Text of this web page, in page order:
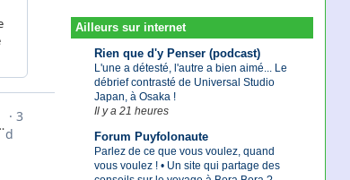
Ailleurs sur internet
Rien que d'y Penser (podcast)
L'une a détesté, l'autre a bien aimé... Le
débrief contrasté de Universal Studio
Japan, à Osaka !
Il y a 21 heures
Forum Puyfolonaute
Parlez de ce que vous voulez, quand
vous voulez ! • Un site qui partage des